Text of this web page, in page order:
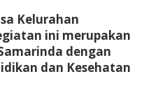
Kelurahan
ini merupakan
dengan
dan Kesehatan